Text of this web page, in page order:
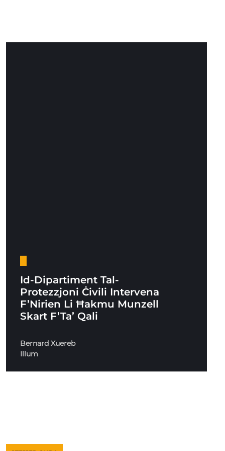
Id-Dipartiment Tal-
Protezzjoni Ċivili Intervena
F’Nirien Li Ħakmu Munzell
Skart F’Ta’ Qali
Bernard Xuereb
Illum